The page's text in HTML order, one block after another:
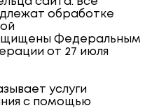
обработке
Федеральным
от 27 июля
услуги
с помощью